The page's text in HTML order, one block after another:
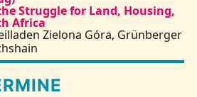
Struggle for Land, Housing,
Africa
Zielona Góra, Grünberger